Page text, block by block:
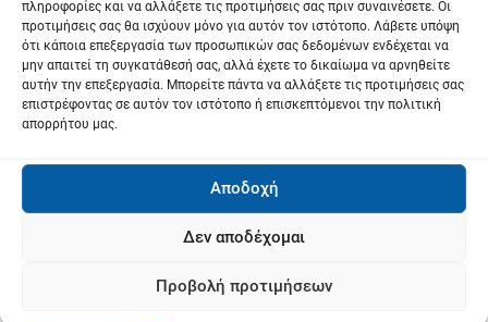
πληροφορίες και να αλλάξετε τις προτιμήσεις σας πριν συναινέσετε. Οι
προτιμήσεις σας θα ισχύουν μόνο για αυτόν τον ιστότοπο. Λάβετε υπόψη
ότι κάποια επεξεργασία των προσωπικών σας δεδομένων ενδέχεται να
μην απαιτεί τη συγκατάθεσή σας, αλλά έχετε το δικαίωμα να αρνηθείτε
αυτήν την επεξεργασία. Μπορείτε πάντα να αλλάξετε τις προτιμήσεις σας
επιστρέφοντας σε αυτόν τον ιστότοπο ή επισκεπτόμενοι την πολιτική
απορρήτου μας.
Αποδοχή
Δεν αποδέχομαι
Προβολή προτιμήσεων